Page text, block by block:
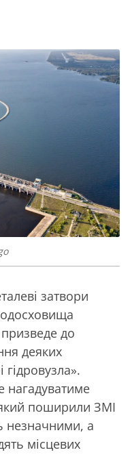
затвори
до
деяких
нагадуватиме
поширили ЗМІ
незначними, а
місцевих